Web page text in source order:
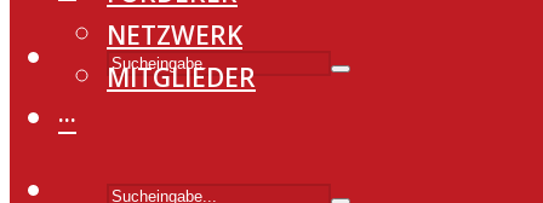
NETZWERK
MITGLIEDER
···